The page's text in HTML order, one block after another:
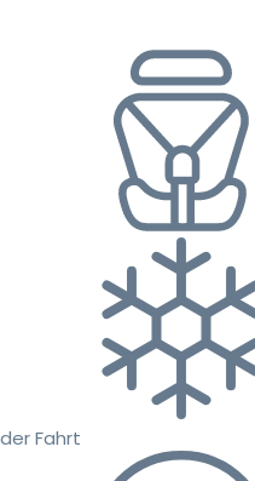
der Fahrt